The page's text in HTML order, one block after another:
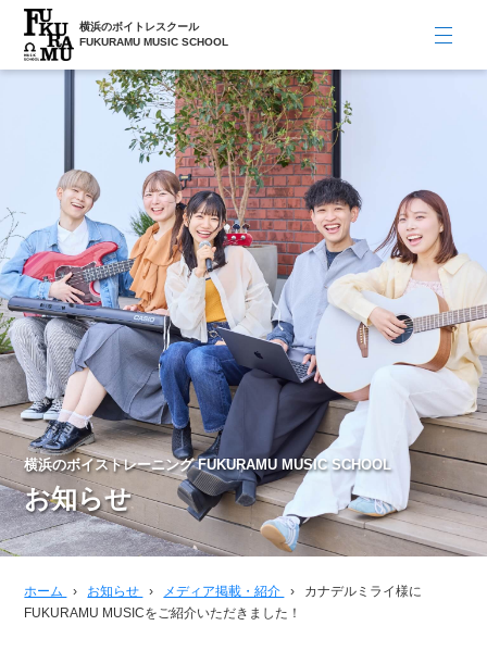
横浜のボイトレスクール
FUKURAMU MUSIC SCHOOL
横浜のボイストレーニング FUKURAMU MUSIC SCHOOL
お知らせ
ホーム › お知らせ › メディア掲載・紹介 ›
カナデルミライ様に
FUKURAMU MUSICをご紹介いただきました！